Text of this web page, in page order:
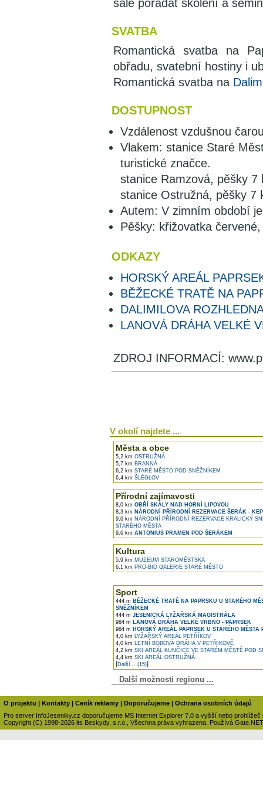
sále pořádat školení a
SVATBA
Romantická svatba na
obřadu, svatební hostiny i
Romantická svatba na
DOSTUPNOST
Vzdálenost vzdušnou
Vlakem: stanice Staré
turistické značce.
stanice Ramzová, pěšky
stanice Ostružná, pěšky 7
Autem: V zimním období
Pěšky: křižovatka
ODKAZY
HORSKÝ AREÁL
BĚŽECKÉ TRATĚ NA
DALIMILOVA
LANOVÁ DRÁHA VELKÉ
ZDROJ INFORMACÍ:
V okolí najdete ...
Města a obce
5,2 km OSTRUŽNÁ
5,7 km BRANNÁ
6,2 km STARÉ MĚSTO POD SNĚŽNÍKEM
6,4 km ŠLÉGLOV
Přírodní zajímavosti
8,0 km OBŘÍ SKÁLY NAD HORNÍ LIPOVOU
8,3 km NÁRODNÍ PŘÍRODNÍ REZERVACE ŠERÁK -
9,6 km NÁRODNÍ PŘÍRODNÍ REZERVACE KRALICKÝ
STARÉHO MĚSTA
9,6 km ANTONIUS PRAMEN POD ŠERÁKEM
Kultura
5,9 km MUZEUM STAROMĚSTSKA
6,1 km PRO-BIO GALERIE STARÉ MĚSTO
Sport
444 m BĚŽECKÉ TRATĚ NA PAPRSKU U STARÉHO
SNĚŽNÍKEM
444 m JESENICKÁ LYŽAŘSKÁ MAGISTRÁLA
984 m LANOVÁ DRÁHA VELKÉ VRBNO - PAPRSEK
984 m HORSKÝ AREÁL PAPRSEK U STARÉHO MĚSTA
4,0 km LYŽAŘSKÝ AREÁL PETŘÍKOV
4,0 km LETNÍ BOBOVÁ DRÁHA V PETŘIKOVĚ
4,2 km SKI AREÁL KUNČICE VE STARÉM MĚSTĚ POD
4,4 km SKI AREÁL OSTRUŽNÁ
[Další... (15)]
Další možnosti regionu ...
O projektu | Kontakty | Ceník reklamy | Doporučujeme | Ochrana osobních údajů
Pro server InfoJeseniky.cz doporučujeme MS Internet Explorer 7.0 a vyšší nebo prohlížeč
Copyright (C) 1998-2026 its Beskydy, s.r.o., Všechna práva vyhrazena. Používá